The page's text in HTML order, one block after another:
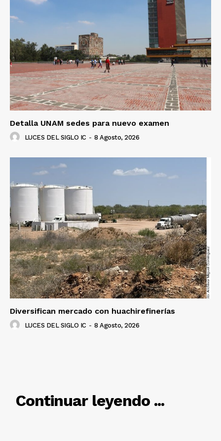
Luces
Del Siglo
Detalla UNAM sedes para nuevo examen
LUCES DEL SIGLO IC - 8 Agosto, 2026
Diversifican mercado con huachirefinerías
LUCES DEL SIGLO IC - 8 Agosto, 2026
Continuar leyendo ...
RELACIONADO